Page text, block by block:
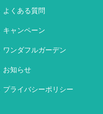
よくある質問
キャンペーン
ワンダフルガーデン
お知らせ
プライバシーポリシー